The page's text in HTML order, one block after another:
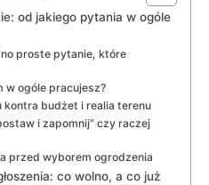
od jakiego pytania w ogóle
proste pytanie, które
w ogóle pracujesz?
kontra budżet i realia terenu
i zapomnij” czy raczej
przed wyborem ogrodzenia
co wolno, a co już